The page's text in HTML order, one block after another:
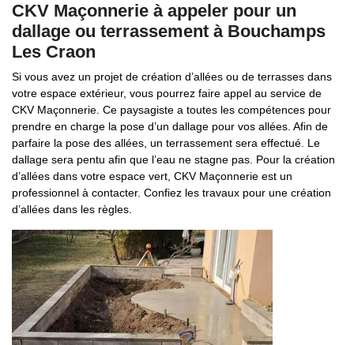
CKV Maçonnerie à appeler pour un
dallage ou terrassement à Bouchamps
Les Craon
Si vous avez un projet de création d’allées ou de terrasses dans
votre espace extérieur, vous pourrez faire appel au service de
CKV Maçonnerie. Ce paysagiste a toutes les compétences pour
prendre en charge la pose d’un dallage pour vos allées. Afin de
parfaire la pose des allées, un terrassement sera effectué. Le
dallage sera pentu afin que l’eau ne stagne pas. Pour la création
d’allées dans votre espace vert, CKV Maçonnerie est un
professionnel à contacter. Confiez les travaux pour une création
d’allées dans les règles.